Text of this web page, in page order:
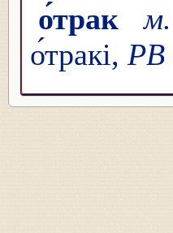
о́трак м.
о́тракі, РВ